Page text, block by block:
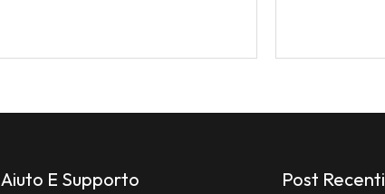
Aiuto E Supporto Post Recenti